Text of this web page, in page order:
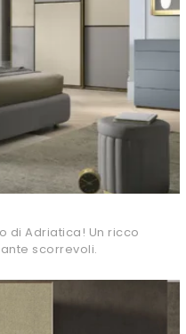
di Adriatica! Un ricco
scorrevoli.